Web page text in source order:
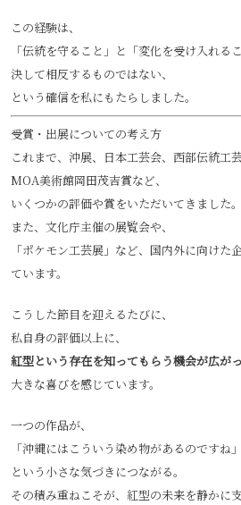
この経験は、
「伝統を守ること」と「変化を受け入れるこ
決して相反するものではない、
という確信を私にもたらしました。
受賞・出展についての考え方
これまで、沖展、日本工芸会、西部伝統工芸
MOA美術館岡田茂吉賞など、
いくつかの評価や賞をいただいてきました。
また、文化庁主催の展覧会や、
「ポケモン工芸展」など、国内外に向けた
ています。
こうした節目を迎えるたびに、
私自身の評価以上に、
紅型という存在を知ってもらう機会が広が
大きな喜びを感じています。
一つの作品が、
「沖縄にはこういう染め物があるのですね」
という小さな気づきにつながる。
その積み重ねこそが、紅型の未来を静かに